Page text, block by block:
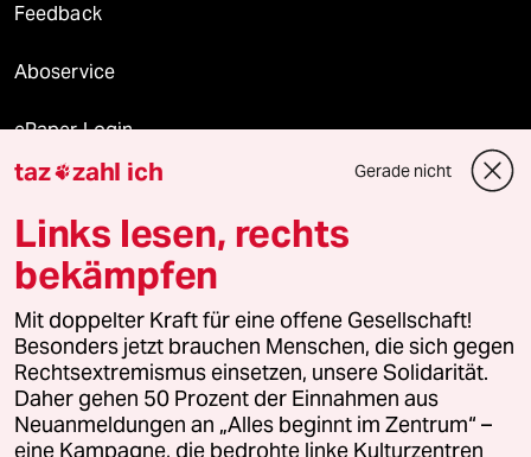
Feedback
Aboservice
ePaper Login
Downloads für Abonnierende
© 2026 taz Verlags und Vertriebs GmbH
Alle Rechte vorbehalten. Bei rechtlichen Fragen oder für Genehmigungen
wenden Sie sich bitte an
lizenzen@taz.de
Feedback Redaktionsstatut Kommune-Richtlinien
taz zahl ich Gerade nicht
Links lesen, rechts
bekämpfen
Mit doppelter Kraft für eine offene Gesellschaft!
Besonders jetzt brauchen Menschen, die sich gegen
Rechtsextremismus einsetzen, unsere Solidarität.
Daher gehen 50 Prozent der Einnahmen aus
Neuanmeldungen an „Alles beginnt im Zentrum“ –
eine Kampagne, die bedrohte linke Kulturzentren